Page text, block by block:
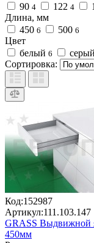
90 4 122 4
Длина, мм
450 6 500 6
Цвет
белый 6 серый
Сортировка:
Код:152987
Артикул:111.103.147
GRASS Выдвижной
450мм